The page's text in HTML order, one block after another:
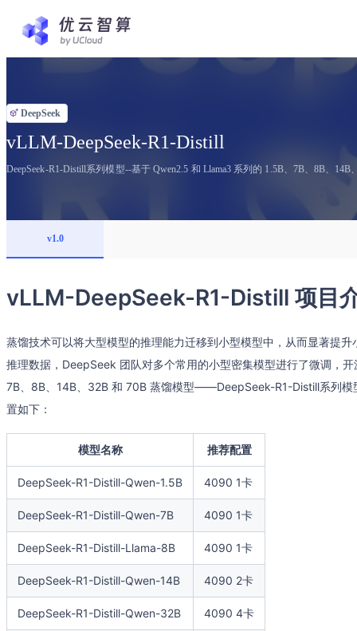
DeepSeek
vLLM-DeepSeek-R1-Distill
DeepSeek-R1-Distill系列模型--基于 Qwen2.5 和 Llama3 系列的 1.5B、7B、8B、14B
v1.0
vLLM-DeepSeek-R1-Distill 项目
蒸馏技术可以将大型模型的推理能力迁移到小型模型中，从而显著提
推理数据，DeepSeek 团队对多个常用的小型密集模型进行了微调，
7B、8B、14B、32B 和 70B 蒸馏模型——DeepSeek-R1-Distill系列模
置如下：
模型名称 推荐配置
DeepSeek-R1-Distill-Qwen-1.5B 4090 1卡
DeepSeek-R1-Distill-Qwen-7B 4090 1卡
DeepSeek-R1-Distill-Llama-8B 4090 1卡
DeepSeek-R1-Distill-Qwen-14B 4090 2卡
DeepSeek-R1-Distill-Qwen-32B 4090 4卡